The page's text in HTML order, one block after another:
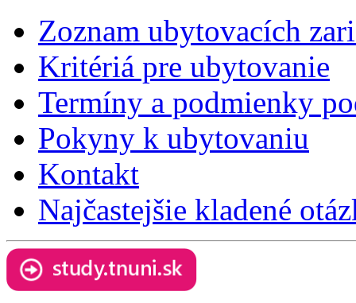
Zoznam ubytovacích
Kritériá pre ubytovanie
Termíny a podmienky
Pokyny k ubytovaniu
Kontakt
Najčastejšie kladené